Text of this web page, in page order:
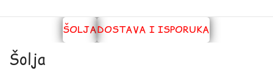
ŠOLJADOSTAVA I ISPORUKA
Šolja